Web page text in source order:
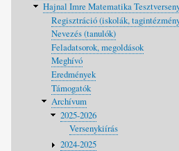
Hajnal Imre Matematika
Regisztráció (iskolák,
Nevezés (tanulók)
Feladatsorok, megoldások
Meghívó
Eredmények
Támogatók
Archívum
2025-2026
Versenykiírás
2024-2025